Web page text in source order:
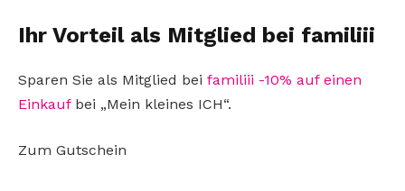
Ihr Vorteil als Mitglied bei familiii
Sparen Sie als Mitglied bei familiii -10% auf einen
Einkaufbei „Mein kleines ICH“.
Zum Gutschein